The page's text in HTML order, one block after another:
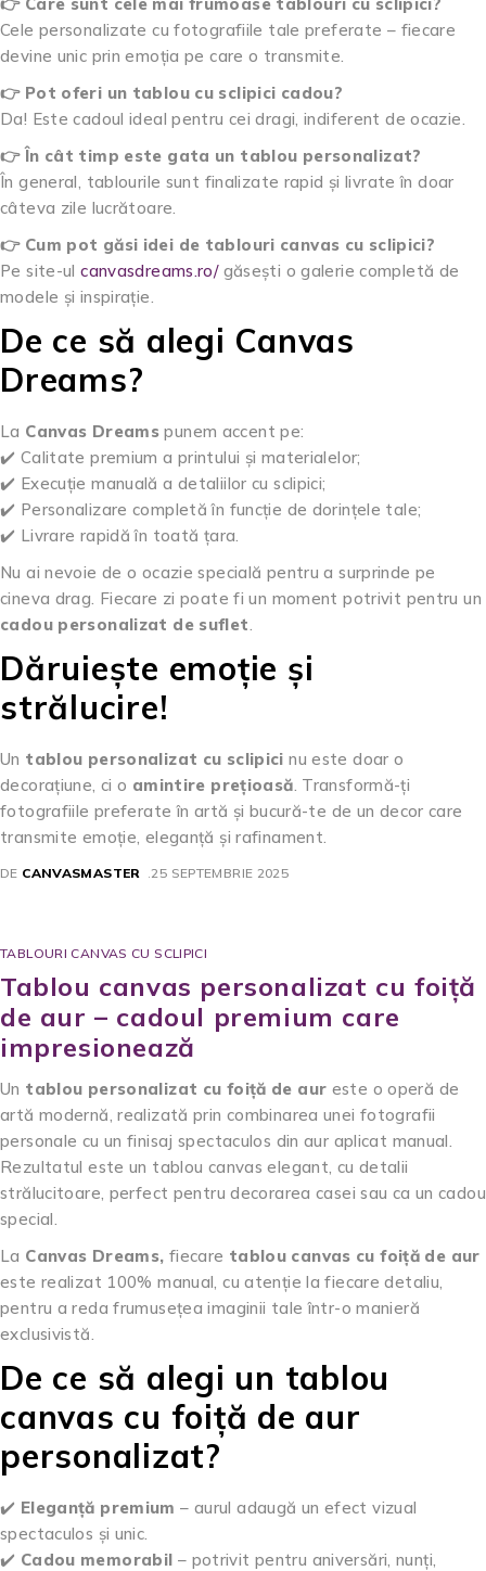
Cele personalizate cu fotografiile tale preferate – fiecare
devine unic prin emoția pe care o transmite.
👉 Pot oferi un tablou cu sclipici cadou?
Da! Este cadoul ideal pentru cei dragi, indiferent de ocazie.
👉 În cât timp este gata un tablou personalizat?
În general, tablourile sunt finalizate rapid și livrate în doar
câteva zile lucrătoare.
👉 Cum pot găsi idei de tablouri canvas cu sclipici?
Pe site-ulcanvasdreams.ro/găsești o galerie completă de
modele și inspirație.
De ce să alegi Canvas
Dreams?
La Canvas Dreams punem accent pe:
✔️ Calitate premium a printului și materialelor;
✔️ Execuție manuală a detaliilor cu sclipici;
✔️ Personalizare completă în funcție de dorințele tale;
✔️ Livrare rapidă în toată țara.
Nu ai nevoie de o ocazie specială pentru a surprinde pe
cineva drag. Fiecare zi poate fi un moment potrivit pentru un
cadou personalizat de suflet.
Dăruiește emoție și
strălucire!
Un tablou personalizat cu sclipici nu este doar o
decorațiune, ci o amintire prețioasă. Transformă-ți
fotografiile preferate în artă și bucură-te de un decor care
transmite emoție, eleganță și rafinament.
DE CANVASMASTER 25 SEPTEMBRIE 2025
TABLOURI CANVAS CU SCLIPICI
Tablou canvas personalizat cu foiță
de aur – cadoul premium care
impresionează
Un tablou personalizat cu foiță de aur este o operă de
artă modernă, realizată prin combinarea unei fotografii
personale cu un finisaj spectaculos din aur aplicat manual.
Rezultatul este un tablou canvas elegant, cu detalii
strălucitoare, perfect pentru decorarea casei sau ca un cadou
special.
La Canvas Dreams, fiecare tablou canvas cu foiță de aur
este realizat 100% manual, cu atenție la fiecare detaliu,
pentru a reda frumusețea imaginii tale într-o manieră
exclusivistă.
De ce să alegi un tablou
canvas cu foiță de aur
personalizat?
✔️ Eleganță premium – aurul adaugă un efect vizual
spectaculos și unic.
✔️ Cadou memorabil – potrivit pentru aniversări, nunți,